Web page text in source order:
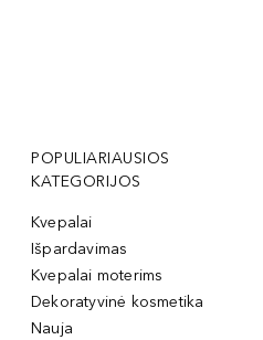
POPULIARIAUSIOS
KATEGORIJOS
Kvepalai
Išpardavimas
Kvepalai moterims
Dekoratyvinė kosmetika
Nauja